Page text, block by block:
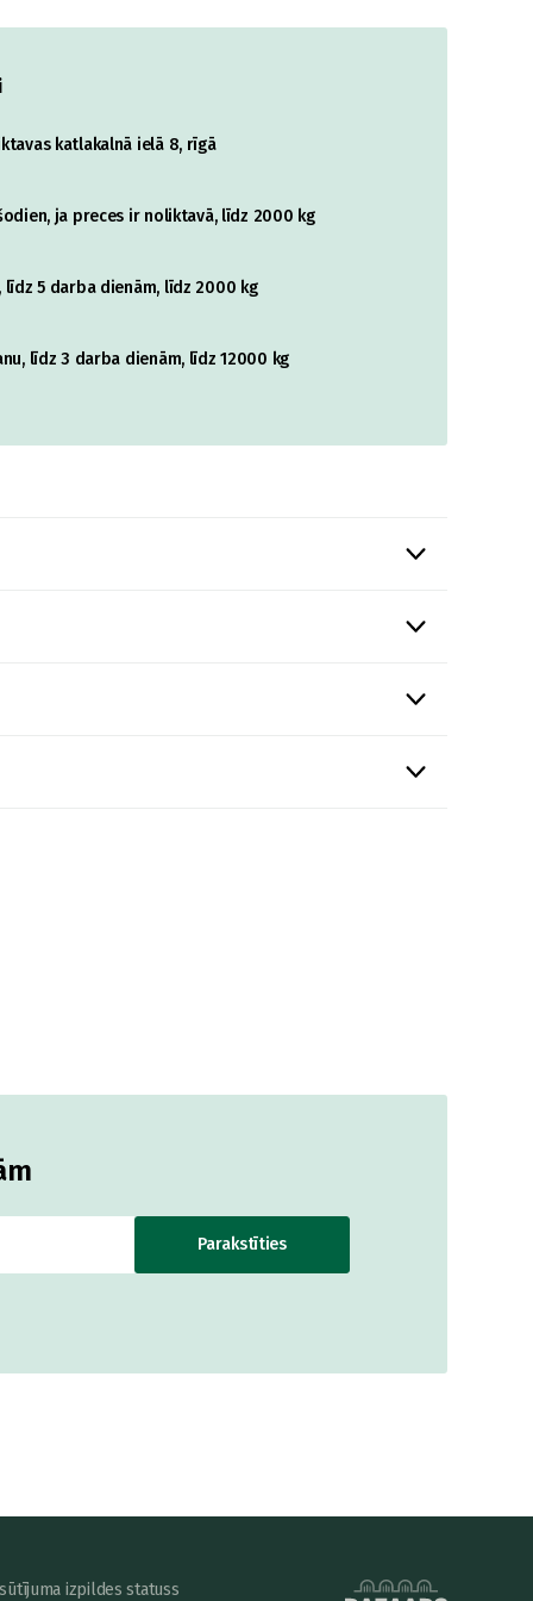
katlakalnā ielā 8, rīgā
ja preces ir noliktavā, līdz 2000 kg
5 darba dienām, līdz 2000 kg
līdz 3 darba dienām, līdz 12000 kg
Parakstīties
izpildes statuss